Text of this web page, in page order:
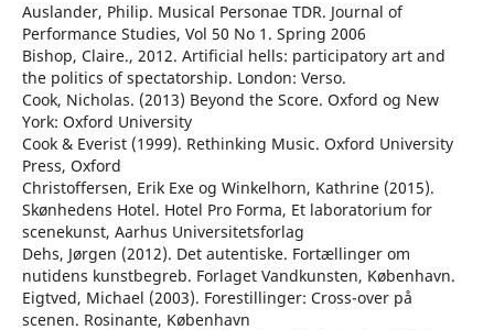
Auslander, Philip. Musical Personae TDR. Journal of
Performance Studies, Vol 50 No 1. Spring 2006
Bishop, Claire., 2012. Artificial hells: participatory art and
the politics of spectatorship. London: Verso.
Cook, Nicholas. (2013) Beyond the Score. Oxford og New
York: Oxford University
Cook & Everist (1999). Rethinking Music. Oxford University
Press, Oxford
Christoffersen, Erik Exe og Winkelhorn, Kathrine (2015).
Skønhedens Hotel. Hotel Pro Forma, Et laboratorium for
scenekunst, Aarhus Universitetsforlag
Dehs, Jørgen (2012). Det autentiske. Fortællinger om
nutidens kunstbegreb. Forlaget Vandkunsten, København.
Eigtved, Michael (2003). Forestillinger: Cross-over på
scenen. Rosinante, København